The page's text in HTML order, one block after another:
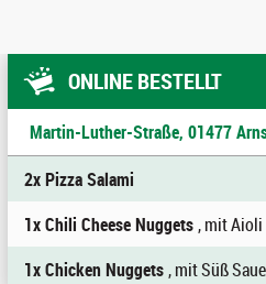
ONLINE BESTELLT
Martin-Luther-Straße, 01477
2x Pizza Salami
1x Chili Cheese Nuggets, mit Aioli
1x Chicken Nuggets, mit Süß